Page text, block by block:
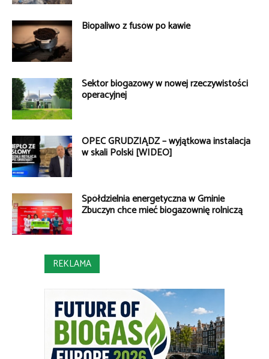
Biopaliwo z fusów po kawie
Sektor biogazowy w nowej rzeczywistości
operacyjnej
OPEC GRUDZIĄDZ – wyjątkowa instalacja
w skali Polski [WIDEO]
Spółdzielnia energetyczna w Gminie
Zbuczyn chce mieć biogazownię rolniczą
REKLAMA